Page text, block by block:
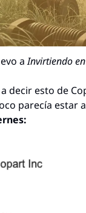
a Invirtiendo
decir esto de
parecía estar